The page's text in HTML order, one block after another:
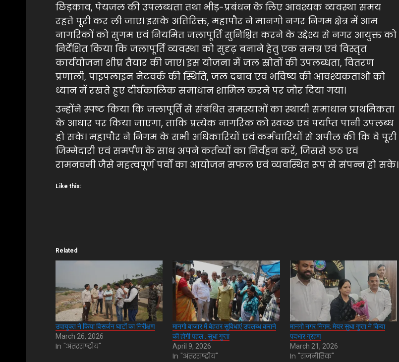
छिड़काव, पेयजल की उपलब्धता तथा भीड़-प्रबंधन के लिए आवश्यक व्यवस्था समय
रहते पूरी कर ली जाए। इसके अतिरिक्त, महापौर ने मानगो नगर निगम क्षेत्र में आम
नागरिकों को सुगम एवं नियमित जलापूर्ति सुनिश्चित करने के उद्देश्य से नगर आयुक्त को
निर्देशित किया कि जलापूर्ति व्यवस्था को सुदृढ़ बनाने हेतु एक समग्र एवं विस्तृत
कार्ययोजना शीघ्र तैयार की जाए। इस योजना में जल स्रोतों की उपलब्धता, वितरण
प्रणाली, पाइपलाइन नेटवर्क की स्थिति, जल दबाव एवं भविष्य की आवश्यकताओं को
ध्यान में रखते हुए दीर्घकालिक समाधान शामिल करने पर जोर दिया गया।
उन्होंने स्पष्ट किया कि जलापूर्ति से संबंधित समस्याओं का स्थायी समाधान प्राथमिकता
के आधार पर किया जाएगा, ताकि प्रत्येक नागरिक को स्वच्छ एवं पर्याप्त पानी उपलब्ध
हो सके। महापौर ने निगम के सभी अधिकारियों एवं कर्मचारियों से अपील की कि वे पूरी
जिम्मेदारी एवं समर्पण के साथ अपने कर्तव्यों का निर्वहन करें, जिससे छठ एवं
रामनवमी जैसे महत्वपूर्ण पर्वों का आयोजन सफल एवं व्यवस्थित रूप से संपन्न हो सके।
Like this:
Related
उपायुक्त ने किया विसर्जन घाटों का निरीक्षण
March 26, 2026
In "अंतरराष्ट्रीय"
मानगो बाजार में बेहतर सुविधाएं उपलब्ध कराने
की होगी पहल : सुधा गुप्ता
April 9, 2026
In "अंतरराष्ट्रीय"
मानगो नगर निगम: मेयर सुधा गुप्ता ने किया
पदभार ग्रहण
March 21, 2026
In "राजनीतिक"